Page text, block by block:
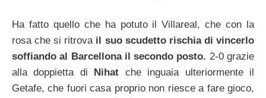
Ha fatto quello che ha potuto il Villareal, che con la
rosa che si ritrova il suo scudetto rischia di vincerlo
soffiando al Barcellona il secondo posto. 2-0 grazie
alla doppietta di Nihat che inguaia ulteriormente il
Getafe, che fuori casa proprio non riesce a fare gioco,